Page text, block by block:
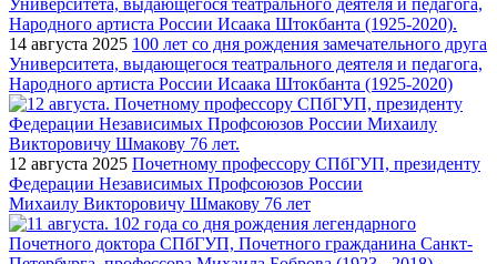
14 августа 2025 100 лет со дня рождения замечательного друга
Университета, выдающегося театрального деятеля и педагога,
Народного артиста России Исаака Штокбанта (1925-2020)
12 августа 2025 Почетному профессору СПбГУП, президенту
Федерации Независимых Профсоюзов России
Михаилу Викторовичу Шмакову 76 лет